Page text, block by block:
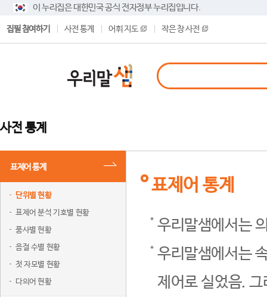
이 누리집은 대한민국 공식 전자정부 누리집입니다.
집필 참여하기 사전 통계 어휘 지도 작은 창 사전
사전 통계
표제어 통계
단위별 현황
표제어 분석 기호별 현황
품사별 현황
음절 수별 현황
첫 자모별 현황
다의어 현황
표제어 통계
우리말샘에서는
우리말샘에서는
제어로 실었음.